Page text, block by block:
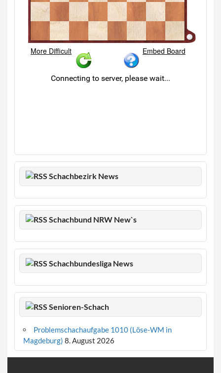
Schachbezirk News
Schachbund NRW New`s
Schachbundesliga News
Senioren-Schach
Problemschachaufgabe 1010 (Löse-WM in
Magdeburg) 8. August 2026